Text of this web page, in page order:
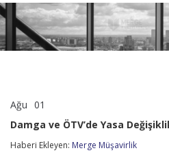
Ağu 01
ÖTV’de
Yasa
Değişiklikleri
Damga ve ÖTV’de Yasa
Haberi Ekleyen: Merge Müşavirlik